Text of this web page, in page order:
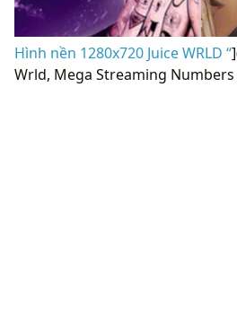
Hình nền 1280x720 Juice WRLD “
Wrld, Mega Streaming Numbers